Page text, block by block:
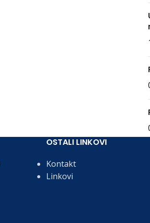
OSTALI LINKOVI
Kontakt
Linkovi